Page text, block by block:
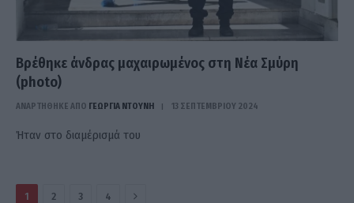
Βρέθηκε άνδρας μαχαιρωμένος στη Νέα Σμύρη
(photo)
ΑΝΑΡΤΗΘΗΚΕ ΑΠΟ ΓΕΩΡΓΊΑ ΝΤΟΎΝΗ 13 ΣΕΠΤΕΜΒΡΊΟΥ 2024
Ήταν στο διαμέρισμά του
1 2 3 4 Επόμενο